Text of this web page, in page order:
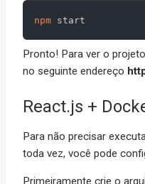
npm
Pronto! Para ver o
no seguinte endereço
React.js +
Para não precisar
toda vez, você pode
Primeiramente crie o